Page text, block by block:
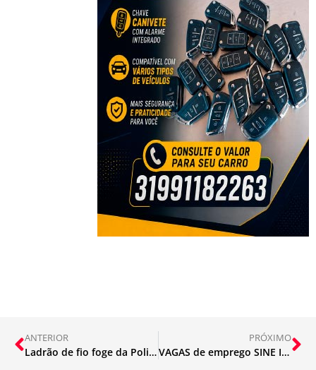
ANTERIOR
Ladrão de fio foge da Policia novamente
PRÓXIMO
VAGAS de emprego SINE Itabira (28/10)